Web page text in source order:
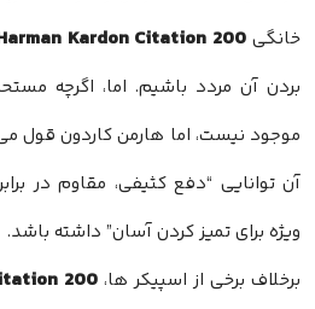
خانگی Kardon Citation 200
ویژه برای تمیز کردن آسان” داشته باشد.
برخلاف برخی از اسپیکر ها، 200